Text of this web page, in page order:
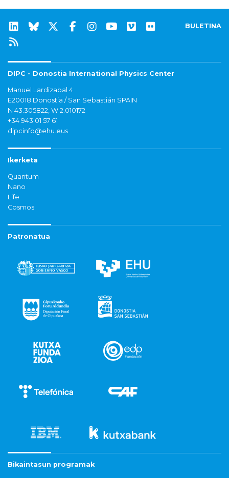
BULETINA
DIPC - Donostia International Physics Center
Manuel Lardizabal 4
E20018 Donostia / San Sebastián SPAIN
N 43.305822, W 2.010172
+34 943 01 57 61
dipcinfo@ehu.eus
Ikerketa
Quantum
Nano
Life
Cosmos
Patronatua
Bikaintasun programak